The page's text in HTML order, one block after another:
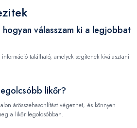
válasszam ki a legjobbat
található, amelyek segítenek kiválasztani
likőr?
árösszehasonlítást végezhet, és könnyen
a likőr legolcsóbban.